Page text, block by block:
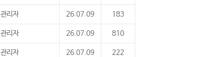
관리자 26.07.09 183
관리자 26.07.09 810
관리자 26.07.09 222